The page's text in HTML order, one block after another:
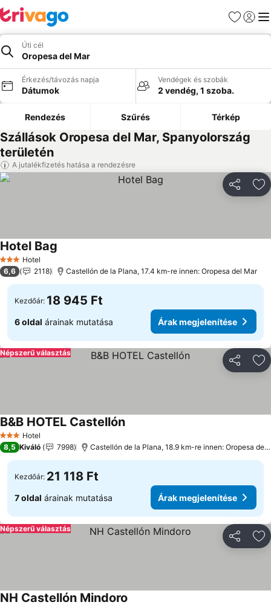
Kedvencek
Úti cél
Oropesa del Mar
Érkezés/távozás napja
Dátumok
Vendégek és szobák
2 vendég, 1 szoba.
Rendezés Szűrés Térkép
Szállások Oropesa del Mar, Spanyolország
területén
A jutalékfizetés hatása a rendezésre
3 Kategória
Hotel
Hotel Bag
6,6 2118 Castellón de la Plana, 17.4 km-re innen: Oropesa del Mar
Kezdőár: 18 945 Ft
6 oldal árainak mutatása Árak megjelenítése
Népszerű választás
3 Kategória
Hotel
B&B HOTEL CastellónÁrak megjelenítése
8,5 Kiváló 7998 Castellón de la Plana, 18.9 km-re innen: Oropesa del
Kezdőár: 21 118 Ft
7 oldal árainak mutatása Árak megjelenítése
Népszerű választás
NH Castellón Mindoro